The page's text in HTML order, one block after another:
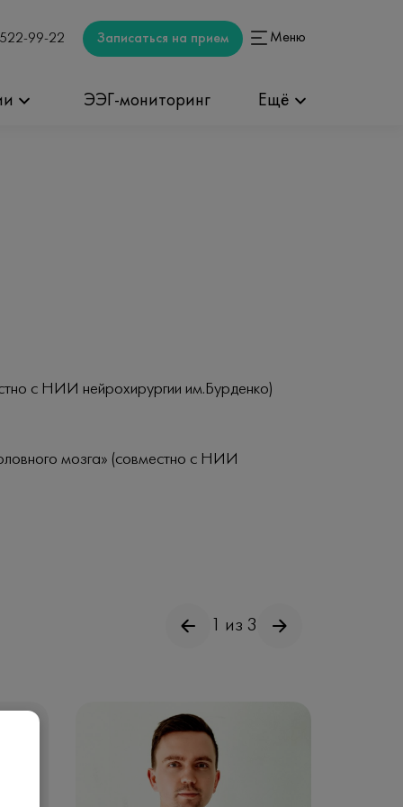
99-22 Записаться на прием Меню
ЭЭГ-мониторинг Ещё
с НИИ нейрохирургии им.Бурденко)
мозга» (совместно с НИИ
1 из 3